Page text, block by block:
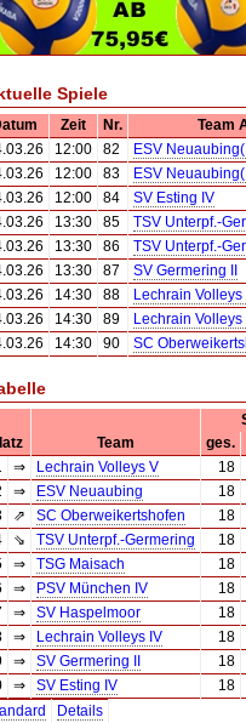
Spiele
Zeit Nr.
Team
12:00 82
ESV
12:00 83
ESV
12:00 84
SV Esting IV
13:30 85
TSV Unterpf.-
13:30 86
TSV Unterpf.-
13:30 87
SV Germering II
14:30 88
Lechrain Volleys
14:30 89
Lechrain Volleys
14:30 90 SC
Team
ges.
⇒ Lechrain Volleys V
18
⇒ ESV Neuaubing
18
⇗ SC Oberweikertshofen
18
⇘ TSV Unterpf.-Germering
18
⇒ TSG Maisach
18
⇒ PSV München IV
18
⇒ SV Haspelmoor
18
⇒ Lechrain Volleys IV
18
⇒ SV Germering II
18
⇒ SV Esting IV
18
Details